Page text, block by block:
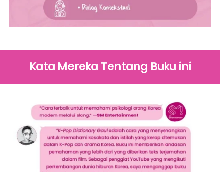
Kata Mereka Tentang Buku ini